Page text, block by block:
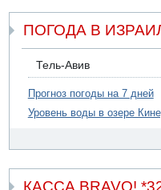
05.08.2026 13:49
На севере Израиля на
05.08.2026 13:32
В России горят новые
05.08.2026 10:19
Хуситы сообщают об
Левые активисты
05.08.2026 06:42
ПОГОДА В
Тель-Авив
Прогноз погоды на 7 дней
Уровень воды в озере
КАССА BRAVO!